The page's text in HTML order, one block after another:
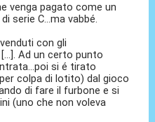
venga pagato come un
serie C...ma vabbé.
con gli
Ad un certo punto
si é tirato
colpa di lotito) dal gioco
di fare il furbone e si
(uno che non voleva